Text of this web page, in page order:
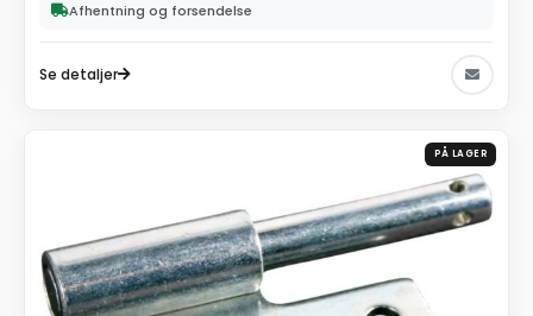
Afhentning og forsendelse
Se detaljer
PÅ LAGER